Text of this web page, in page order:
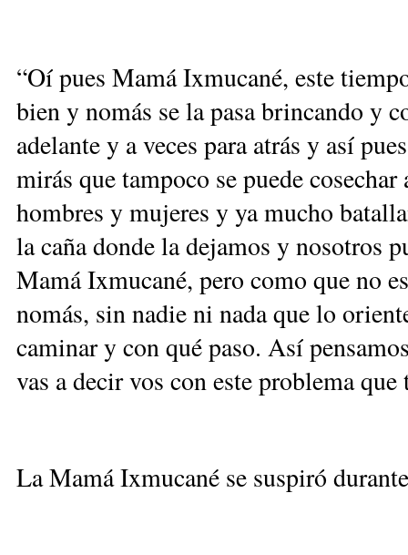
“Oí pues Mamá Ixmucané, este
bien y nomás se la pasa brincando y
adelante y a veces para atrás y así
mirás que tampoco se puede
hombres y mujeres y ya mucho
la caña donde la dejamos y nosotros
Mamá Ixmucané, pero como que no
nomás, sin nadie ni nada que lo
caminar y con qué paso. Así
vas a decir vos con este problema que
La Mamá Ixmucané se suspiró